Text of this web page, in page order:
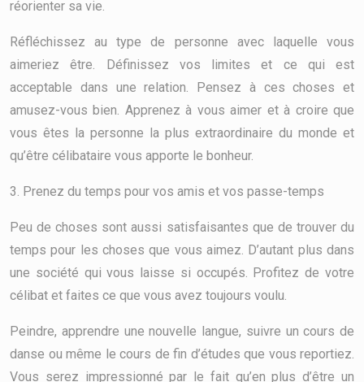
réorienter sa vie.
Réfléchissez au type de personne avec laquelle vous
aimeriez être. Définissez vos limites et ce qui est
acceptable dans une relation. Pensez à ces choses et
amusez-vous bien. Apprenez à vous aimer et à croire que
vous êtes la personne la plus extraordinaire du monde et
qu’être célibataire vous apporte le bonheur.
3. Prenez du temps pour vos amis et vos passe-temps
Peu de choses sont aussi satisfaisantes que de trouver du
temps pour les choses que vous aimez. D’autant plus dans
une société qui vous laisse si occupés. Profitez de votre
célibat et faites ce que vous avez toujours voulu.
Peindre, apprendre une nouvelle langue, suivre un cours de
danse ou même le cours de fin d’études que vous reportiez.
Vous serez impressionné par le fait qu’en plus d’être un